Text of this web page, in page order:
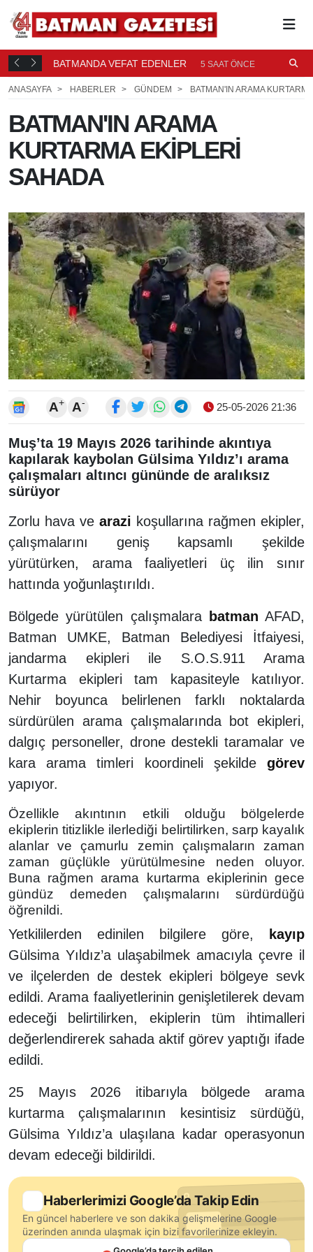
BATMANDA VEFAT EDENLER 5 SAAT ÖNCE
ANASAYFA HABERLER GÜNDEM BATMAN'IN ARAMA
BATMAN'IN ARAMA
KURTARMA EKİPLERİ
SAHADA
A+ A- 25-05-2026 21:36
Muş’ta 19 Mayıs 2026 tarihinde akıntıya
kapılarak kaybolan Gülsima Yıldız’ı arama
çalışmaları altıncı gününde de aralıksız
sürüyor
Zorlu hava ve arazi koşullarına rağmen ekipler,
çalışmalarını geniş kapsamlı şekilde
yürütürken, arama faaliyetleri üç ilin sınır
hattında yoğunlaştırıldı.
Bölgede yürütülen çalışmalara batman AFAD,
Batman UMKE, Batman Belediyesi İtfaiyesi,
jandarma ekipleri ile S.O.S.911 Arama
Kurtarma ekipleri tam kapasiteyle katılıyor.
Nehir boyunca belirlenen farklı noktalarda
sürdürülen arama çalışmalarında bot ekipleri,
dalgıç personeller, drone destekli taramalar ve
kara arama timleri koordineli şekilde görev
yapıyor.
Özellikle akıntının etkili olduğu bölgelerde
ekiplerin titizlikle ilerlediği belirtilirken, sarp kayalık
alanlar ve çamurlu zemin çalışmaların zaman
zaman güçlükle yürütülmesine neden oluyor.
Buna rağmen arama kurtarma ekiplerinin gece
gündüz demeden çalışmalarını sürdürdüğü
öğrenildi.
Yetkililerden edinilen bilgilere göre,
kayıp
Gülsima Yıldız’a ulaşabilmek amacıyla çevre il
ve ilçelerden de destek ekipleri bölgeye sevk
edildi. Arama faaliyetlerinin genişletilerek devam
edeceği belirtilirken, ekiplerin tüm ihtimalleri
değerlendirerek sahada aktif görev yaptığı ifade
edildi.
25 Mayıs 2026 itibarıyla bölgede arama
kurtarma çalışmalarının kesintisiz sürdüğü,
Gülsima Yıldız’a ulaşılana kadar operasyonun
devam edeceği bildirildi.
Haberlerimizi Google’da Takip Edin
En güncel haberlere ve son dakika gelişmelerine Google
üzerinden anında ulaşmak için bizi favorilerinize ekleyin.